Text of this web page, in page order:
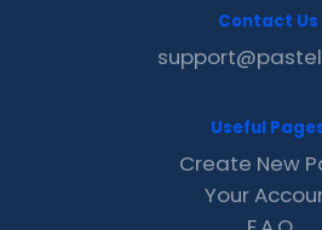
Contact Us
Useful
Create New
Your